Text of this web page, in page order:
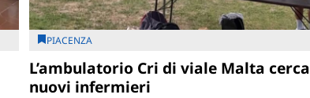
PIACENZA
L’ambulatorio Cri di viale Malta cerca
nuovi infermieri